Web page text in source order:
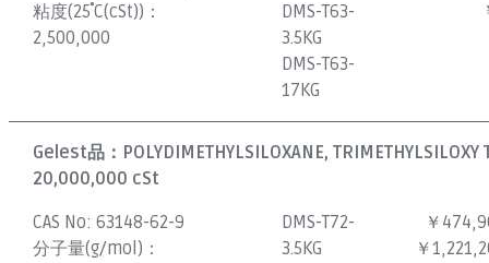
粘度(25˚C(cSt))：
2,500,000
DMS-T63-
3.5KG
DMS-T63-
17KG
Gelest品： POLYDIMETHYLSILOXANE, TRIMETHYLSILOXY
20,000,000 cSt
CAS No:63148-62-9
分子量(g/mol)：
DMS-T72-
3.5KG
￥
￥